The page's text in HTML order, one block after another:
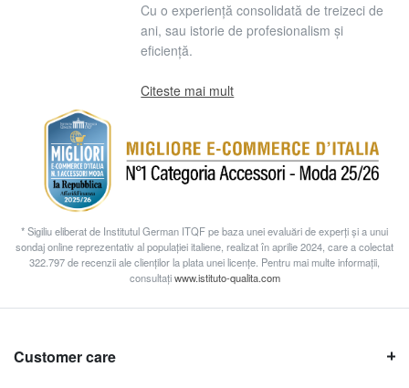
Cu o experiență consolidată de treizeci de
ani, sau istorie de profesionalism și
eficiență.
Citeste mai mult
* Sigiliu eliberat de Institutul German ITQF pe baza unei evaluări de experți și a unui
sondaj online reprezentativ al populației italiene, realizat în aprilie 2024, care a colectat
322.797 de recenzii ale clienților la plata unei licențe. Pentru mai multe informații,
consultațiwww.istituto-qualita.com
Customer care